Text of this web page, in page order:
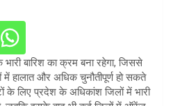
बारिश का क्रम बना रहेगा, जिससे
में हालात और अधिक चुनौतीपूर्ण हो सकते
के लिए प्रदेश के अधिकांश जिलों में भारी